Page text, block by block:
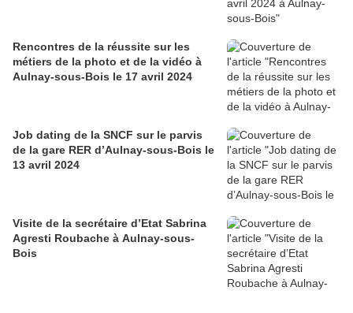
Rencontres de la réussite sur les
métiers de la photo et de la vidéo à
Aulnay-sous-Bois le 17 avril 2024
Job dating de la SNCF sur le parvis
de la gare RER d’Aulnay-sous-Bois le
13 avril 2024
Visite de la secrétaire d’Etat Sabrina
Agresti Roubache à Aulnay-sous-
Bois